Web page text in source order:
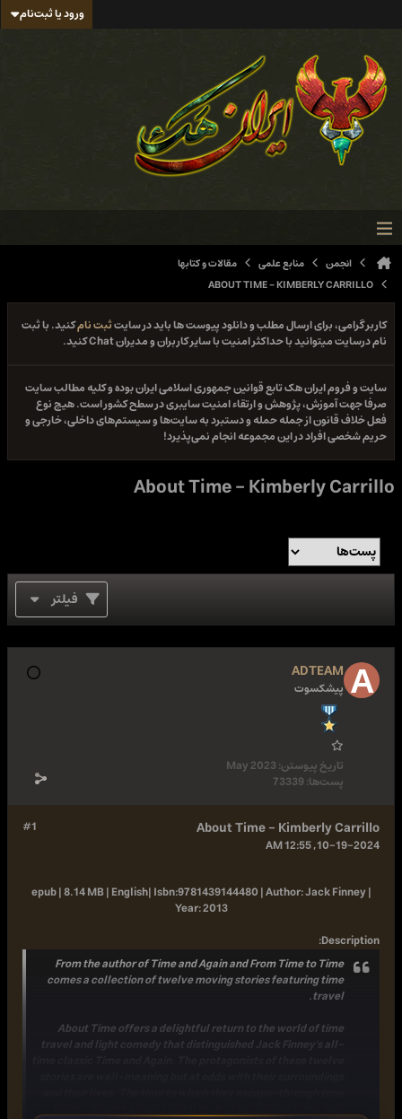
ورود یا ثبت‌نام
انجمن منابع علمی
مقالات و کتابها
ABOUT TIME - KIMBERLY CARRILLO
کاربر گرامی، برای ارسال مطلب و دانلود پیوست ها باید در سایتثبت نامکنید. با ثبت
نام درسایت میتوانید با حداکثر امنیت با سایر کاربران و مدیران Chat کنید.
سایت و فروم ایران هک تابع قوانین جمهوری اسلامی ایران بوده و کلیه مطالب سایت
صرفا جهت آموزش، پژوهش و ارتقاء امنیت سایبری در سطح کشور است. هیچ نوع
فعل خلاف قانون از جمله حمله و دستبرد به سایت‌ها و سیستم‌های داخلی، خارجی و
حریم شخصی افراد در این مجموعه انجام نمی‌پذیرد!
About Time - Kimberly Carrillo
فیلتر
ADTEAM
پیشکسوت
تاریخ پیوستن:May 2023
پست‌ها:73339
#1 About Time - Kimberly Carrillo
10-19-2024, 12:55 AM
epub | 8.14 MB | English|Isbn:9781439144480 |Author:Jack Finney |
Year:2013
Description
:
From the author of Time and Again and From Time to Time
comes a collection of twelve moving stories featuring time
travel.
About Time offers a delightful return to the world of time
travel and light comedy that distinguished Jack Finney's all-